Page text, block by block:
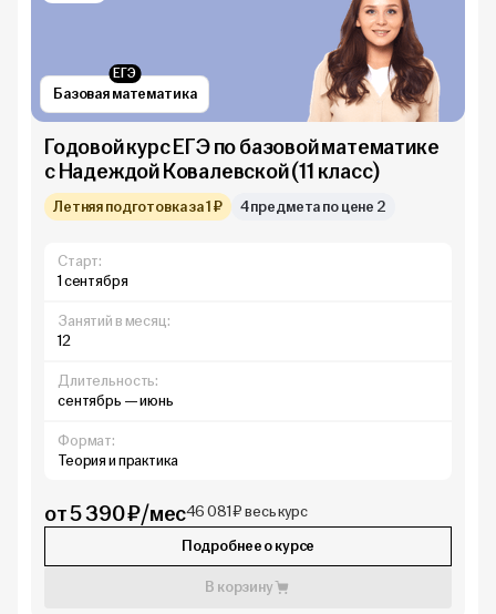
Базовая математика
ЕГЭ
Годовой курс ЕГЭ по базовой математике
с Надеждой Ковалевской (11 класс)
Летняя подготовка за 1 ₽ 4 предмета по цене 2
Старт:
1 сентября
Занятий в месяц:
12
Длительность:
сентябрь — июнь
Формат:
Теория и практика
от 5 390 ₽/мес46 081 ₽ весь курс
Подробнее о курсе
В корзину